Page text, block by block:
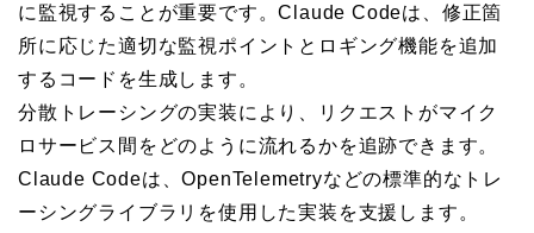
に監視することが重要です。Claude Codeは、修正箇
所に応じた適切な監視ポイントとロギング機能を追加
するコードを生成します。
分散トレーシングの実装により、リクエストがマイク
ロサービス間をどのように流れるかを追跡できます。
Claude Codeは、OpenTelemetryなどの標準的なトレ
ーシングライブラリを使用した実装を支援します。